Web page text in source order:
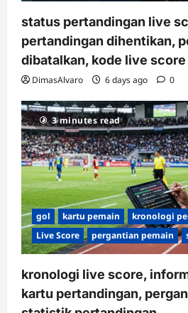
status pertandingan live
pertandingan dihentikan,
dibatalkan, kode live score
DimasAlvaro 6 days ago 0
3 minutes read
gol kartu pemain
kronologi
Live Score
pergantian pemain
kronologi live score,
kartu pertandingan,